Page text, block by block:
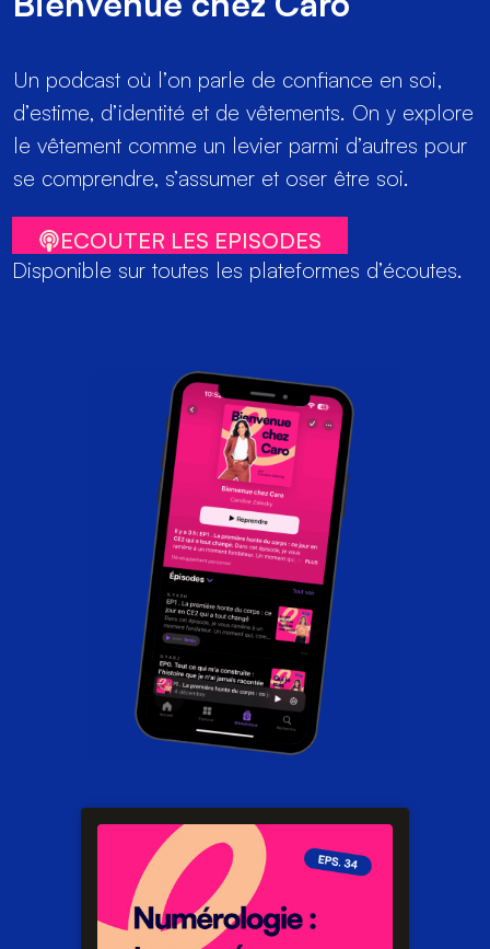
Un podcast où l’on parle de confiance en soi,
d’estime, d’identité et de vêtements. On y explore
le vêtement comme un levier parmi d’autres pour
se comprendre, s’assumer et oser être soi.
ECOUTER LES EPISODES
Disponible sur toutes les plateformes d’écoutes.